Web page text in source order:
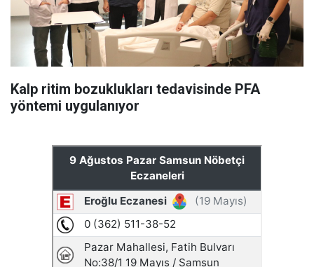
Kalp ritim bozuklukları tedavisinde PFA
yöntemi uygulanıyor